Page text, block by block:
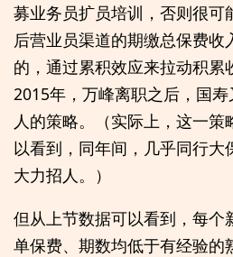
募业务员扩员培训，否则很可
后营业员渠道的期缴总保费收
的，通过累积效应来拉动积累
2015年，万峰离职之后，国
人的策略。（实际上，这一
以看到，同年间，几乎同行大
大力招人。）
但从上节数据可以看到，每个
单保费、期数均低于有经验的